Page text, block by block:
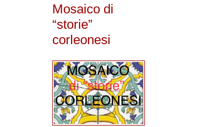
Mosaico di
“storie”
corleonesi